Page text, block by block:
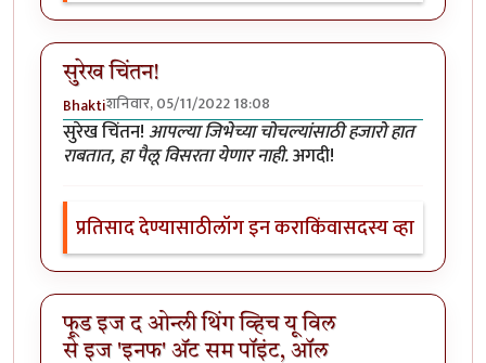
सुरेख चिंतन!
Bhaktiशनिवार, 05/11/2022 18:08
सुरेख चिंतन!आपल्या जिभेच्या चोचल्यांसाठी हजारो हात
राबतात, हा पैलू विसरता येणार नाही.अगदी!
प्रतिसाद देण्यासाठीलॉग इन कराकिंवासदस्य व्हा
फूड इज द ओन्ली थिंग व्हिच यू विल
से इज 'इनफ' अ‍ॅट सम पॉइंट, ऑल